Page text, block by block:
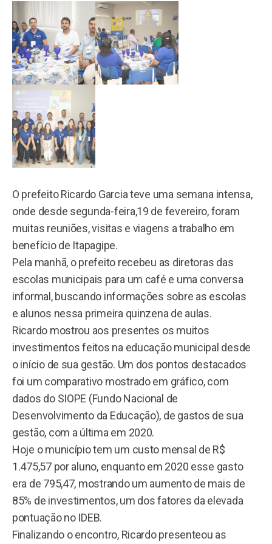
O prefeito Ricardo Garcia teve uma semana intensa,
onde desde segunda-feira,19 de fevereiro, foram
muitas reuniões, visitas e viagens a trabalho em
benefício de Itapagipe.
Pela manhã, o prefeito recebeu as diretoras das
escolas municipais para um café e uma conversa
informal, buscando informações sobre as escolas
e alunos nessa primeira quinzena de aulas.
Ricardo mostrou aos presentes os muitos
investimentos feitos na educação municipal desde
o início de sua gestão. Um dos pontos destacados
foi um comparativo mostrado em gráfico, com
dados do SIOPE (Fundo Nacional de
Desenvolvimento da Educação), de gastos de sua
gestão, com a última em 2020.
Hoje o município tem um custo mensal de R$
1.475,57 por aluno, enquanto em 2020 esse gasto
era de 795,47, mostrando um aumento de mais de
85% de investimentos, um dos fatores da elevada
pontuação no IDEB.
Finalizando o encontro, Ricardo presenteou as